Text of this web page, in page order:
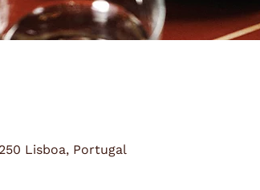
Lisboa, Portugal